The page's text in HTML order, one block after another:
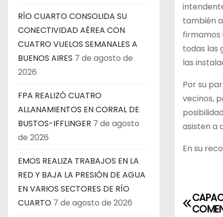
RÍO CUARTO CONSOLIDA SU
CONECTIVIDAD AÉREA CON
CUATRO VUELOS SEMANALES A
BUENOS AIRES 7 de agosto de
2026
FPA REALIZÓ CUATRO
ALLANAMIENTOS EN CORRAL DE
BUSTOS-IFFLINGER 7 de agosto
de 2026
EMOS REALIZA TRABAJOS EN LA
RED Y BAJA LA PRESIÓN DE AGUA
EN VARIOS SECTORES DE RÍO
CUARTO 7 de agosto de 2026
también
firmamos
todas las
las
Por su
vecinos,
asisten a
En su
N